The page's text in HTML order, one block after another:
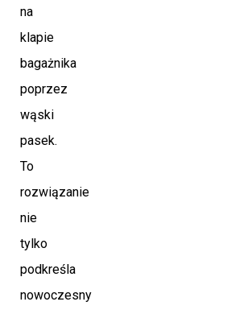
na
klapie
bagażnika
poprzez
wąski
pasek.
To
rozwiązanie
nie
tylko
podkreśla
nowoczesny